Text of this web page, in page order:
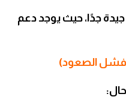
جيدة جدًا، حيث يوجد دعم
فشل الصعود)